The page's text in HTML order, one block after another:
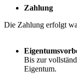
Zahlung
Die Zahlung erfolgt
Bis zur
Eigentum.